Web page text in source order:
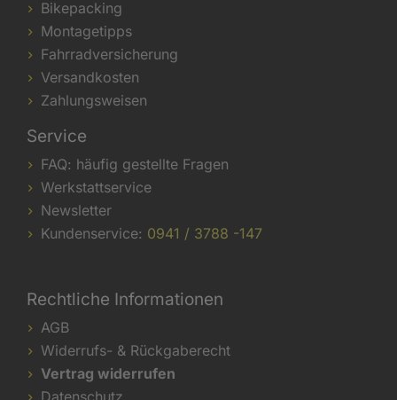
Bikepacking
Montagetipps
Fahrradversicherung
Versandkosten
Zahlungsweisen
Service
FAQ: häufig gestellte Fragen
Werkstattservice
Newsletter
Kundenservice: 0941 / 3788 -147
Rechtliche Informationen
AGB
Widerrufs- & Rückgaberecht
Vertrag widerrufen
Datenschutz